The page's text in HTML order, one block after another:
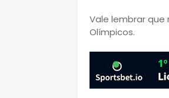
Vale lembrar
Olímpicos.